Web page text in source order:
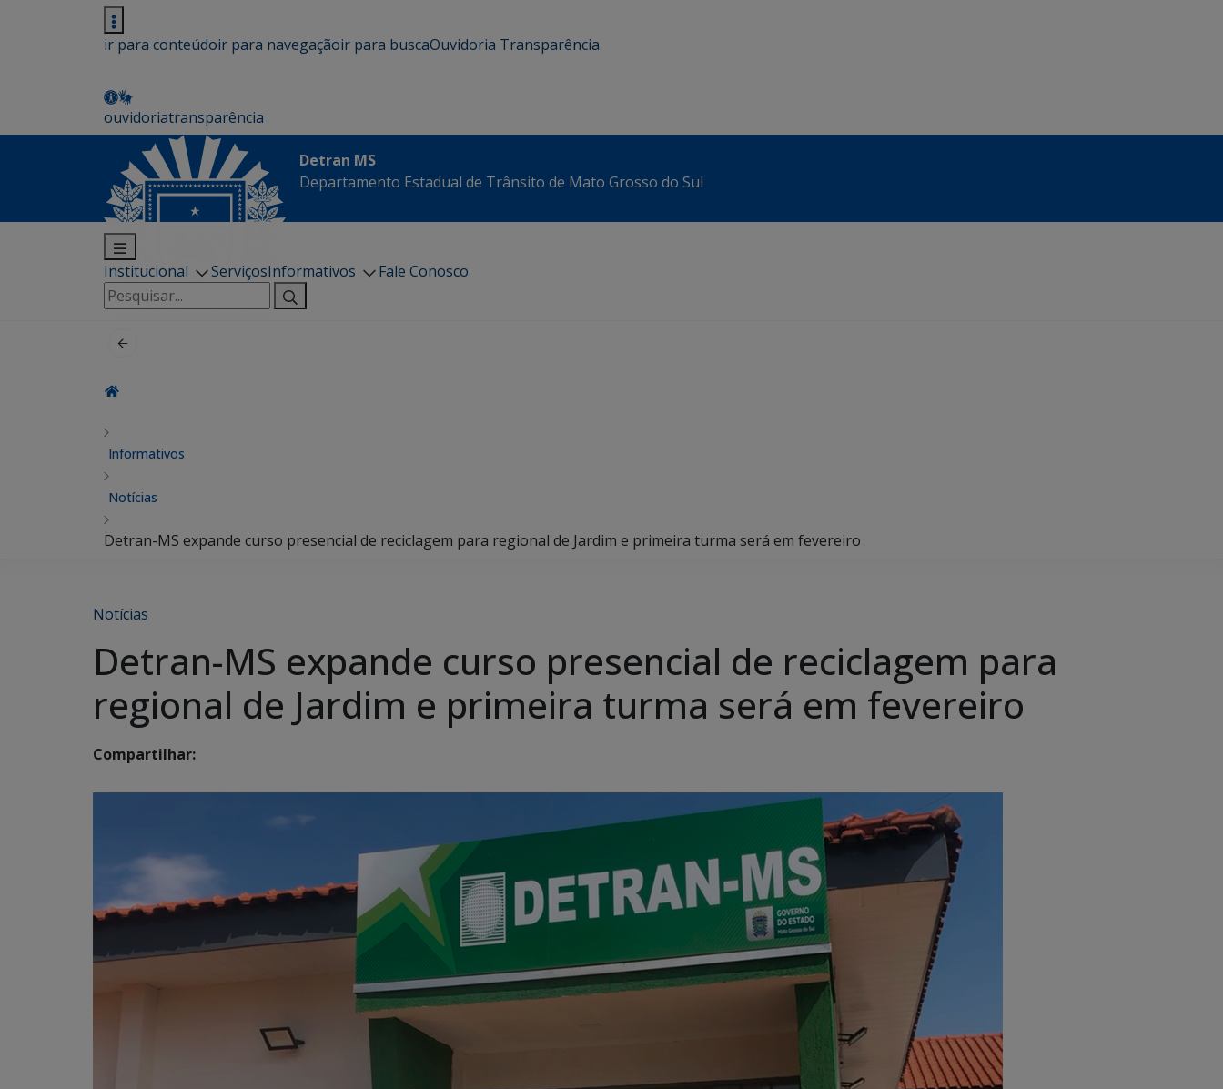
ir para conteúdoir para navegaçãoir para buscaOuvidoria Transparência
ouvidoriatransparência
Detran MS
Departamento Estadual de Trânsito de Mato Grosso do Sul
Institucional ServiçosInformativos
Fale Conosco
Pesquisar
por:
Informativos
Notícias
Detran-MS expande curso presencial de reciclagem para regional de Jardim e primeira turma será em fevereiro
Notícias
Detran-MS expande curso presencial de reciclagem para
regional de Jardim e primeira turma será em fevereiro
Compartilhar: